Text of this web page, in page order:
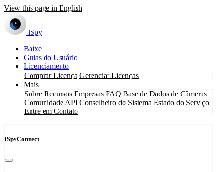
View this page in English
iSpy
Baixe
Guias do Usuário
Licenciamento
Comprar Licença Gerenciar Licenças
Mais
Sobre Recursos Empresas FAQ Base de Dados de Câmeras
Comunidade API Conselheiro do Sistema Estado do Serviço
Entre em Contato
iSpyConnect